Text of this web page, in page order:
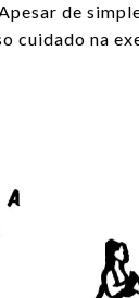
de
cuidado na